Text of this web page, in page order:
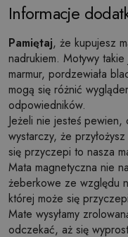
Informacje
Pamiętaj, że kupujesz
nadrukiem. Motywy
marmur, pordzewiała
mogą się różnić
odpowiedników.
Jeżeli nie jesteś
wystarczy, że
się przyczepi to nasza
Mata magnetyczna nie
żeberkowe ze względu
której może się
Mate wysyłamy
odczekać, aż się